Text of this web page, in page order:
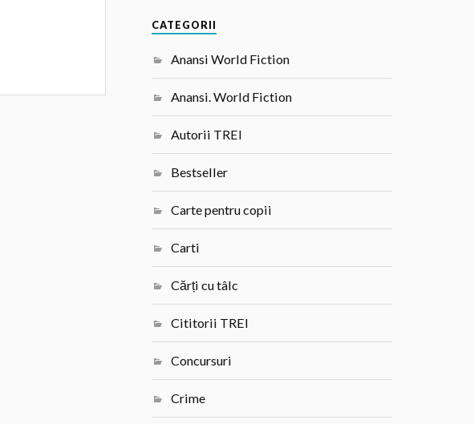
CATEGORII
Anansi World Fiction
Anansi. World Fiction
Autorii TREI
Bestseller
Carte pentru copii
Carti
Cărți cu tâlc
Cititorii TREI
Concursuri
Crime